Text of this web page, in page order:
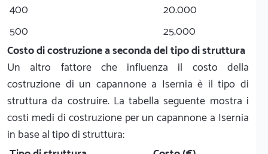
400
20.000
500
25.000
Costo di costruzione a seconda del tipo di struttura
Un altro fattore che influenza il costo della
costruzione di un capannone a Isernia è il tipo di
struttura da costruire. La tabella seguente mostra i
costi medi di costruzione per un capannone a Isernia
in base al tipo di struttura: